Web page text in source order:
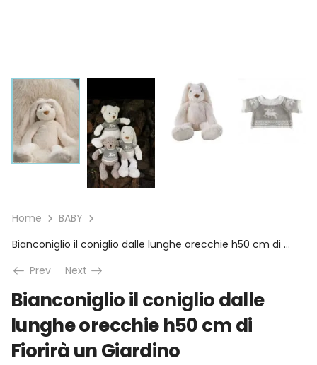
Home
BABY
Bianconiglio il coniglio dalle lunghe orecchie h50 cm di Fiorirà un Giardino
Prev
Next
Bianconiglio il coniglio dalle
lunghe orecchie h50 cm di
Fiorirà un Giardino